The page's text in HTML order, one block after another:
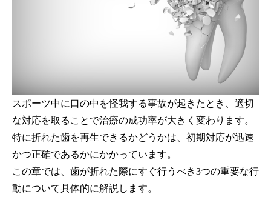
スポーツ中に口の中を怪我する事故が起きたとき、適切
な対応を取ることで治療の成功率が大きく変わります。
特に折れた歯を再生できるかどうかは、初期対応が迅速
かつ正確であるかにかかっています。
この章では、歯が折れた際にすぐ行うべき3つの重要な行
動について具体的に解説します。